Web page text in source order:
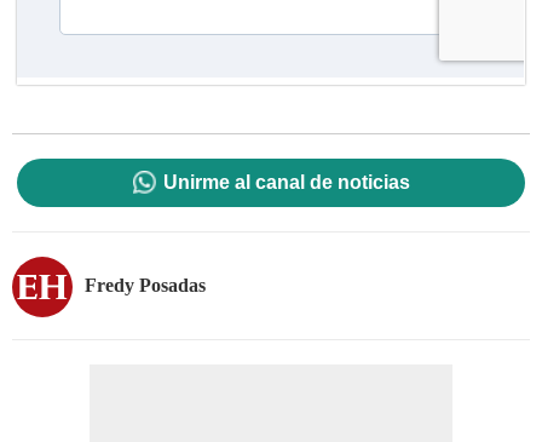
Unirme al canal de noticias
Fredy Posadas